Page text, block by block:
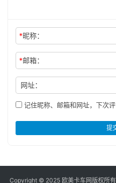
*昵称：
*邮箱：
网址：
记住昵称、邮箱和网址，下次
提
Copyright © 2025 欧美卡车网版权所